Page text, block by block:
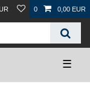
0 0,00 EUR
☰